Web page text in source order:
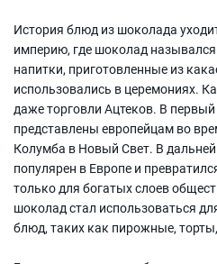
История блюд из шоколада
империю, где шоколад
напитки, приготовленные из
использовались в церемониях.
даже торговли Ацтеков. В
представлены европейцам во
Колумба в Новый Свет. В
популярен в Европе и
только для богатых слоев
шоколад стал использоваться
блюд, таких как пирожные,